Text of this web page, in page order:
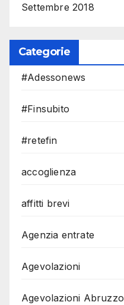
Settembre 2018
Categorie
#Adessonews
#Finsubito
#retefin
accoglienza
affitti brevi
Agenzia entrate
Agevolazioni
Agevolazioni Abruzzo